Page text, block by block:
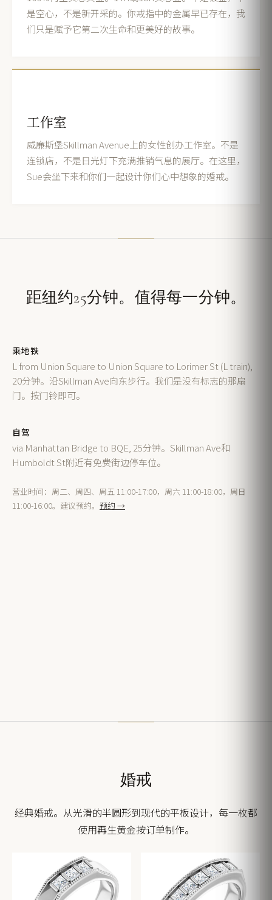
是空心，不是新开采的。你戒指中的金属早已存在，我
们只是赋予它第二次生命和更美好的故事。
工作室
威廉斯堡Skillman Avenue上的女性创办工作室。不是
连锁店，不是日光灯下充满推销气息的展厅。在这里，
Sue会坐下来和你们一起设计你们心中想象的婚戒。
距纽约25分钟。值得每一分钟。
乘地铁
L from Union Square to Union Square to Lorimer St (L train),
20分钟。沿Skillman Ave向东步行。我们是没有标志的那扇
门。按门铃即可。
自驾
via Manhattan Bridge to BQE, 25分钟。Skillman Ave和
Humboldt St附近有免费街边停车位。
营业时间：周二、周四、周五 11:00-17:00，周六 11:00-18:00，周日
11:00-16:00。建议预约。 预约 →
婚戒
经典婚戒。从光滑的半圆形到现代的平板设计，每一枚都
使用再生黄金按订单制作。